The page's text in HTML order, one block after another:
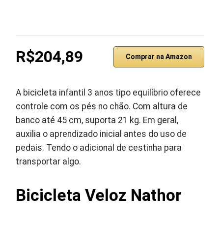
R$204,89 Comprar na Amazon
A bicicleta infantil 3 anos tipo equilíbrio oferece
controle com os pés no chão. Com altura de
banco até 45 cm, suporta 21 kg. Em geral,
auxilia o aprendizado inicial antes do uso de
pedais. Tendo o adicional de cestinha para
transportar algo.
Bicicleta Veloz Nathor